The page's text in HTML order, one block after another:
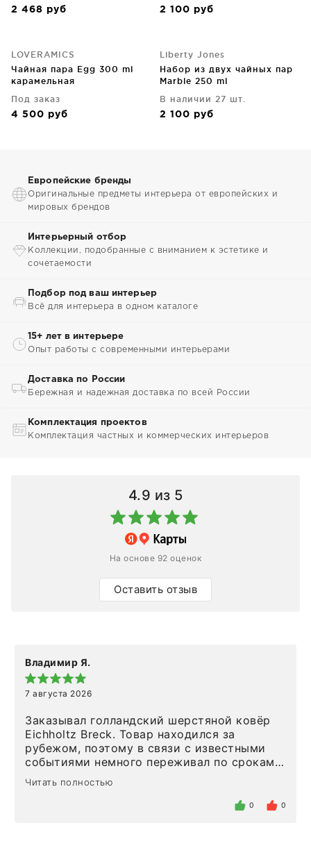
2 468 руб 2 100 руб
LOVERAMICS
Чайная пара Egg 300 ml
карамельная
Под заказ
4 500 руб
Liberty Jones
Набор из двух чайных пар
Marble 250 ml
В наличии 27 шт.
2 100 руб
Европейские бренды
Оригинальные предметы интерьера от европейских и
мировых брендов
Интерьерный отбор
Коллекции, подобранные с вниманием к эстетике и
сочетаемости
Подбор под ваш интерьер
Всё для интерьера в одном каталоге
15+ лет в интерьере
Опыт работы с современными интерьерами
Доставка по России
Бережная и надежная доставка по всей России
Комплектация проектов
Комплектация частных и коммерческих интерьеров
4.9 из 5
На основе 92 оценок
Оставить отзыв
Владимир Я.
7 августа 2026
Заказывал голландский шерстяной ковёр
Eichholtz Breck. Товар находился за
рубежом, поэтому в связи с известными
событиями немного переживал по срокам.
Но homeadore привезли ровно в
определенное в договоре время, без
Читать полностью
0 0